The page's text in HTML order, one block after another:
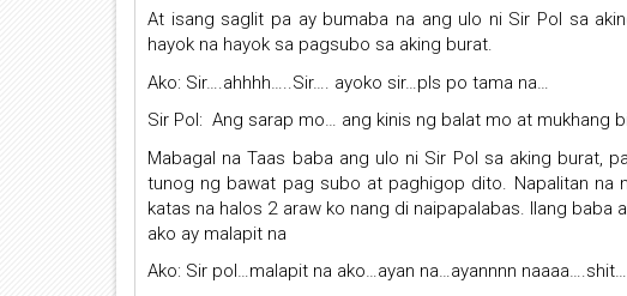
At isang saglit pa ay bumaba na ang ulo ni Sir Pol sa
hayok na hayok sa pagsubo sa aking burat.
Ako: Sir….ahhhh…..Sir…. ayoko sir…pls po tama na…
Sir Pol: Ang sarap mo… ang kinis ng balat mo at mukhang
Mabagal na Taas baba ang ulo ni Sir Pol sa aking burat,
tunog ng bawat pag subo at paghigop dito. Napalitan na
katas na halos 2 araw ko nang di naipapalabas. Ilang
ako ay malapit na
Ako: Sir pol…malapit na ako…ayan na…ayannnn